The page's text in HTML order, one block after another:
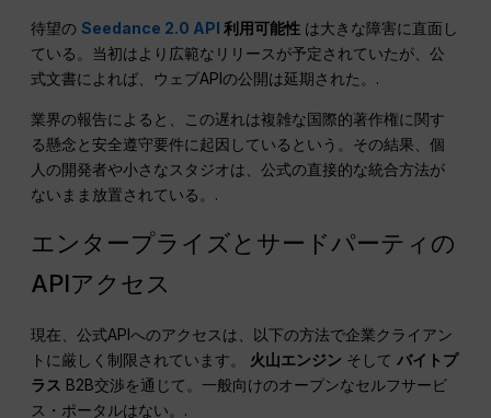
待望のSeedance 2.0 API 利用可能性 は大きな障害に直面し
ている。当初はより広範なリリースが予定されていたが、公
式文書によれば、ウェブAPIの公開は延期された。.
業界の報告によると、この遅れは複雑な国際的著作権に関す
る懸念と安全遵守要件に起因しているという。その結果、個
人の開発者や小さなスタジオは、公式の直接的な統合方法が
ないまま放置されている。.
エンタープライズとサードパーティの
APIアクセス
現在、公式APIへのアクセスは、以下の方法で企業クライアン
トに厳しく制限されています。 火山エンジン そしてバイトプ
ラス B2B交渉を通じて。一般向けのオープンなセルフサービ
ス・ポータルはない。.